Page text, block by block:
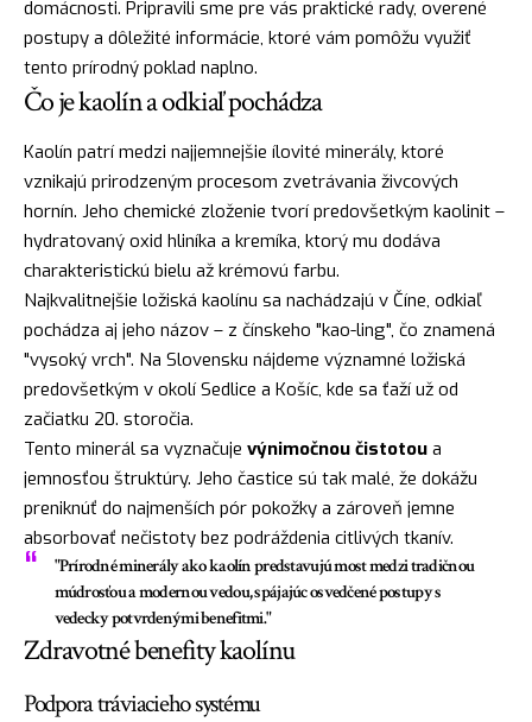
domácnosti. Pripravili sme pre vás praktické rady, overené
postupy a dôležité informácie, ktoré vám pomôžu využiť
tento prírodný poklad naplno.
Čo je kaolín a odkiaľ pochádza
Kaolín patrí medzi najjemnejšie ílovité minerály, ktoré
vznikajú prirodzeným procesom zvetrávania živcových
hornín. Jeho chemické zloženie tvorí predovšetkým kaolinit –
hydratovaný oxid hliníka a kremíka, ktorý mu dodáva
charakteristickú bielu až krémovú farbu.
Najkvalitnejšie ložiská kaolínu sa nachádzajú v Číne, odkiaľ
pochádza aj jeho názov – z čínskeho "kao-ling", čo znamená
"vysoký vrch". Na Slovensku nájdeme významné ložiská
predovšetkým v okolí Sedlice a Košíc, kde sa ťaží už od
začiatku 20. storočia.
Tento minerál sa vyznačuje výnimočnou čistotou a
jemnosťou štruktúry. Jeho častice sú tak malé, že dokážu
preniknúť do najmenších pór pokožky a zároveň jemne
absorbovať nečistoty bez podráždenia citlivých tkanív.
"Prírodné minerály ako kaolín predstavujú most medzi tradičnou
múdrosťou a modernou vedou, spájajúc osvedčené postupy s
vedecky potvrdenými benefitmi."
Zdravotné benefity kaolínu
Podpora tráviacieho systému